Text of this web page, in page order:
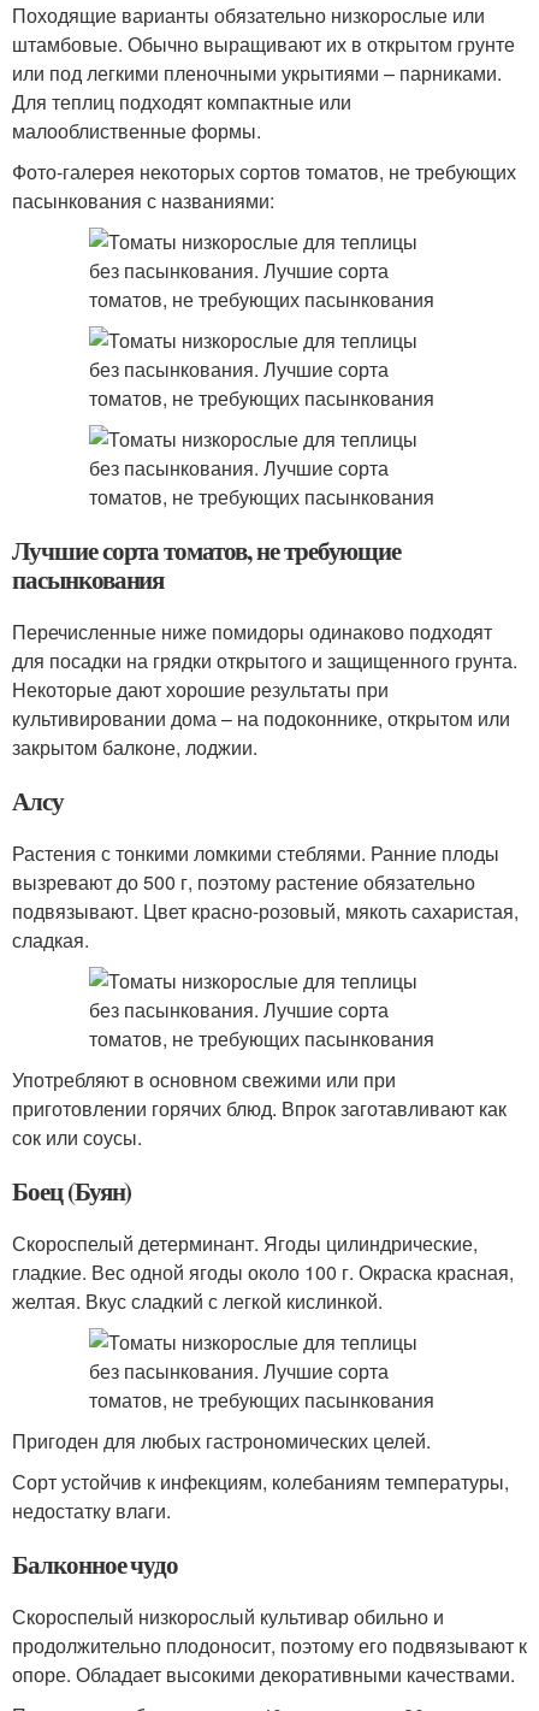
Походящие варианты обязательно низкорослые или
штамбовые. Обычно выращивают их в открытом грунте
или под легкими пленочными укрытиями – парниками.
Для теплиц подходят компактные или
малооблиственные формы.
Фото-галерея некоторых сортов томатов, не требующих
пасынкования с названиями:
Лучшие сорта томатов, не требующие
пасынкования
Перечисленные ниже помидоры одинаково подходят
для посадки на грядки открытого и защищенного грунта.
Некоторые дают хорошие результаты при
культивировании дома – на подоконнике, открытом или
закрытом балконе, лоджии.
Алсу
Растения с тонкими ломкими стеблями. Ранние плоды
вызревают до 500 г, поэтому растение обязательно
подвязывают. Цвет красно-розовый, мякоть сахаристая,
сладкая.
Употребляют в основном свежими или при
приготовлении горячих блюд. Впрок заготавливают как
сок или соусы.
Боец (Буян)
Скороспелый детерминант. Ягоды цилиндрические,
гладкие. Вес одной ягоды около 100 г. Окраска красная,
желтая. Вкус сладкий с легкой кислинкой.
Пригоден для любых гастрономических целей.
Сорт устойчив к инфекциям, колебаниям температуры,
недостатку влаги.
Балконное чудо
Скороспелый низкорослый культивар обильно и
продолжительно плодоносит, поэтому его подвязывают к
опоре. Обладает высокими декоративными качествами.